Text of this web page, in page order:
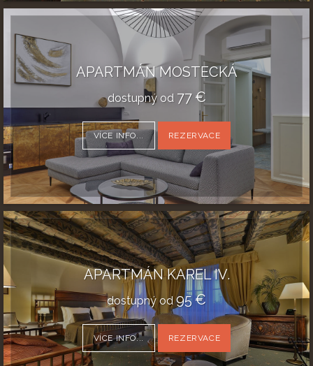
APARTMÁN MOSTECKÁ
dostupný od 77 €
VÍCE INFO... REZERVACE
APARTMÁN KAREL IV.
dostupný od 95€
VÍCE INFO... REZERVACE